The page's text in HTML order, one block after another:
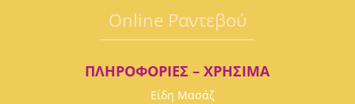
Οnline Ραντεβού
ΠΛΗΡΟΦΟΡΊΕΣ – ΧΡΉΣΙΜΑ
Είδη Μασάζ